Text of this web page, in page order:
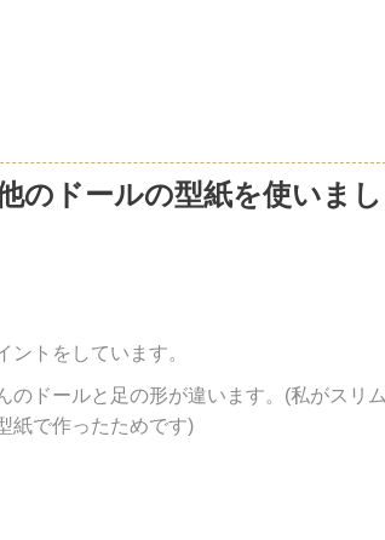
のドールの型紙を使いまし
ントをしています。
のドールと足の形が違います。(私がスリ
紙で作ったためです)